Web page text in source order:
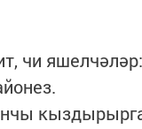
чи